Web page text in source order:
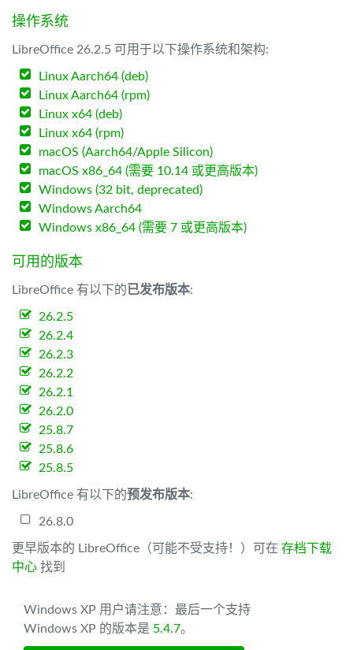
操作系统
LibreOffice 26.2.5 可用于以下操作系统和架构:
Linux Aarch64 (deb)
Linux Aarch64 (rpm)
Linux x64 (deb)
Linux x64 (rpm)
macOS (Aarch64/Apple Silicon)
macOS x86_64 (需要 10.14 或更高版本)
Windows (32 bit, deprecated)
Windows Aarch64
Windows x86_64 (需要 7 或更高版本)
可用的版本
LibreOffice 有以下的已发布版本:
26.2.5
26.2.4
26.2.3
26.2.2
26.2.1
26.2.0
25.8.7
25.8.6
25.8.5
LibreOffice 有以下的预发布版本:
26.8.0
更早版本的 LibreOffice（可能不受支持！）可在 存档下载
中心 找到
Windows XP 用户请注意：最后一个支持
Windows XP 的版本是 5.4.7。